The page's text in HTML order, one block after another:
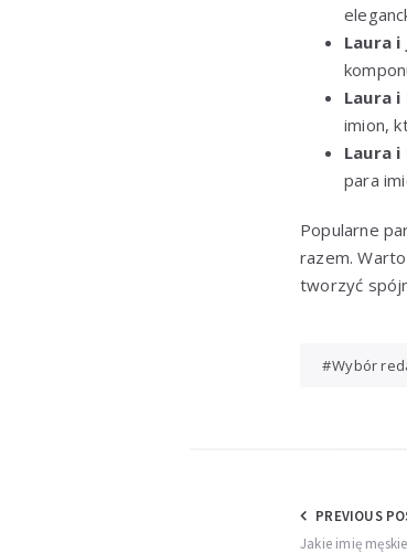
Laura i
Laura i
imion,
Laura i
para
Popularne
razem.
tworzyć
Wybór
PREVIOUS
Jakie imię